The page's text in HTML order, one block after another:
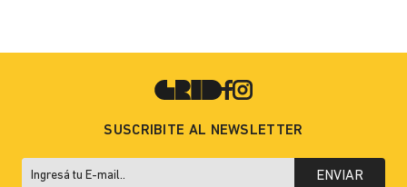
SUSCRIBITE AL NEWSLETTER
ENVIAR